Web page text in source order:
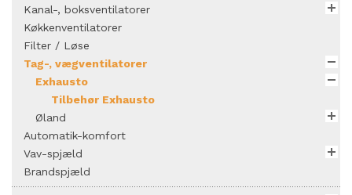
Kanal-, boksventilatorer
Køkkenventilatorer
Filter / Løse
Tag-, vægventilatorer
Exhausto
Tilbehør Exhausto
Øland
Automatik-komfort
Vav-spjæld
Brandspjæld